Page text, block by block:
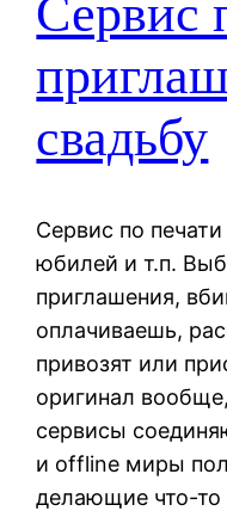
Сервис
свадьбу
Сервис по
юбилей и т.п.
приглашения,
оплачиваешь,
привозят или
оригинал
сервисы
и offline миры
делающие что-